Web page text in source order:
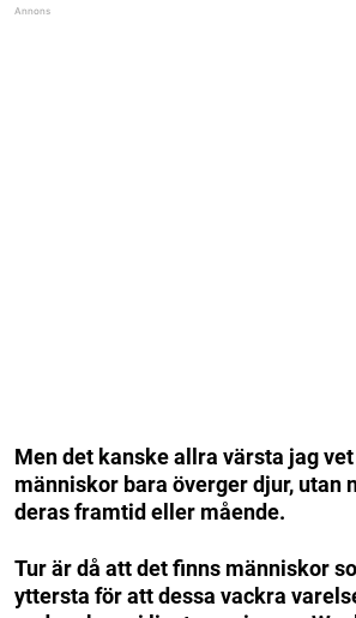
Men det kanske allra värsta jag
människor bara överger djur, utan
deras framtid eller mående.
Tur är då att det finns människor
yttersta för att dessa vackra